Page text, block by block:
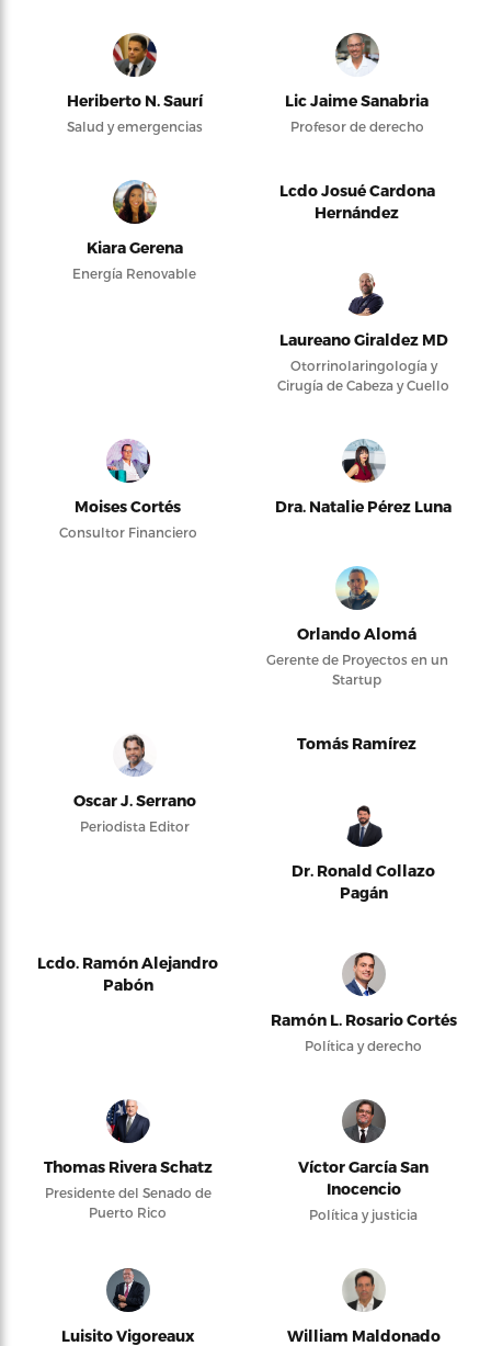
Heriberto N. Saurí
Salud y emergencias
Lic Jaime Sanabria
Profesor de derecho
Kiara Gerena
Energía Renovable
Lcdo Josué Cardona
Hernández
Laureano Giraldez MD
Otorrinolaringología y
Cirugía de Cabeza y Cuello
Moises Cortés
Consultor Financiero
Dra. Natalie Pérez Luna
Orlando Alomá
Gerente de Proyectos en un
Startup
Oscar J. Serrano
Periodista Editor
Tomás Ramírez
Dr. Ronald Collazo
Pagán
Lcdo. Ramón Alejandro
Pabón
Ramón L. Rosario Cortés
Política y derecho
Thomas Rivera Schatz
Presidente del Senado de
Puerto Rico
Víctor García San
Inocencio
Política y justicia
Luisito Vigoreaux William Maldonado